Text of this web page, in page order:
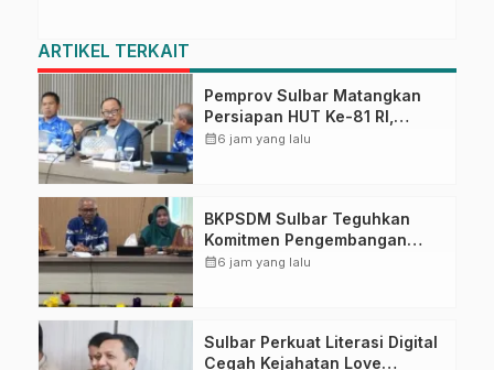
ARTIKEL TERKAIT
Pemprov Sulbar Matangkan
Persiapan HUT Ke-81 RI,
Puncak Upacara di Lapangan
calendar_month6 jam yang lalu
BKPSDM Sulbar Teguhkan
Komitmen Pengembangan
Kompetensi ASN melalui
calendar_month6 jam yang lalu
Sulbar Perkuat Literasi Digital
Cegah Kejahatan Love